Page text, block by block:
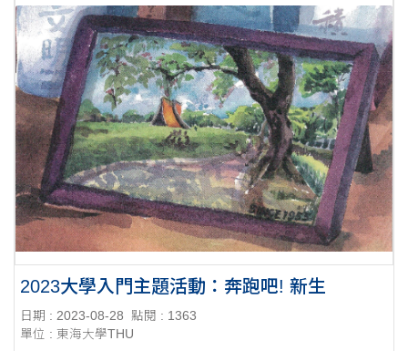
2023大學入門主題活動：奔跑吧! 新生
日期 : 2023-08-28
點閱 : 1363
單位 : 東海大學THU